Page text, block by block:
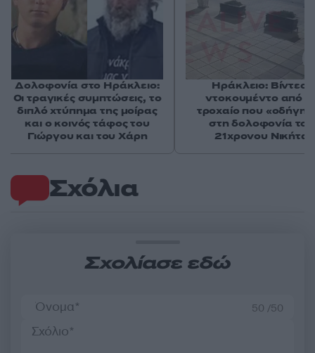
Σχόλια
Σχολίασε εδώ
50 /50
Δολοφονία στο Ηράκλειο:
Οι τραγικές συμπτώσεις, το
διπλό χτύπημα της μοίρας
και ο κοινός τάφος του
Γιώργου και του Χάρη
Ηράκλειο: Βίντεο-
ντοκουμέντο από
τροχαίο που
στη δολοφονία του
21χρονου Νικήτα